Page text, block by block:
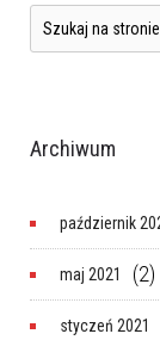
Archiwum
październik
maj 2021 (2)
styczeń 2021